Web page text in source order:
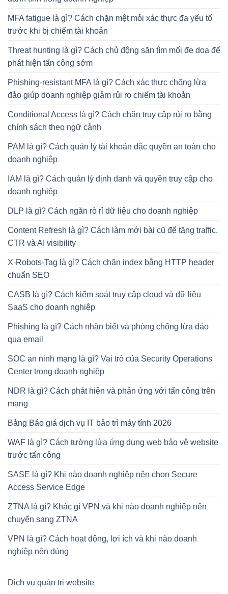
MFA fatigue là gì? Cách chặn mệt mỏi xác thực đa yếu tố
trước khi bị chiếm tài khoản
Threat hunting là gì? Cách chủ động săn tìm mối đe doạ để
phát hiện tấn công sớm
Phishing-resistant MFA là gì? Cách xác thực chống lừa
đảo giúp doanh nghiệp giảm rủi ro chiếm tài khoản
Conditional Access là gì? Cách chặn truy cập rủi ro bằng
chính sách theo ngữ cảnh
PAM là gì? Cách quản lý tài khoản đặc quyền an toàn cho
doanh nghiệp
IAM là gì? Cách quản lý định danh và quyền truy cập cho
doanh nghiệp
DLP là gì? Cách ngăn rò rỉ dữ liệu cho doanh nghiệp
Content Refresh là gì? Cách làm mới bài cũ để tăng traffic,
CTR và AI visibility
X-Robots-Tag là gì? Cách chặn index bằng HTTP header
chuẩn SEO
CASB là gì? Cách kiểm soát truy cập cloud và dữ liệu
SaaS cho doanh nghiệp
Phishing là gì? Cách nhận biết và phòng chống lừa đảo
qua email
SOC an ninh mạng là gì? Vai trò của Security Operations
Center trong doanh nghiệp
NDR là gì? Cách phát hiện và phản ứng với tấn công trên
mạng
Bảng Báo giá dịch vụ IT bảo trì máy tính 2026
WAF là gì? Cách tường lửa ứng dụng web bảo vệ website
trước tấn công
SASE là gì? Khi nào doanh nghiệp nên chọn Secure
Access Service Edge
ZTNA là gì? Khác gì VPN và khi nào doanh nghiệp nên
chuyển sang ZTNA
VPN là gì? Cách hoạt động, lợi ích và khi nào doanh
nghiệp nên dùng
Dịch vụ quản trị website